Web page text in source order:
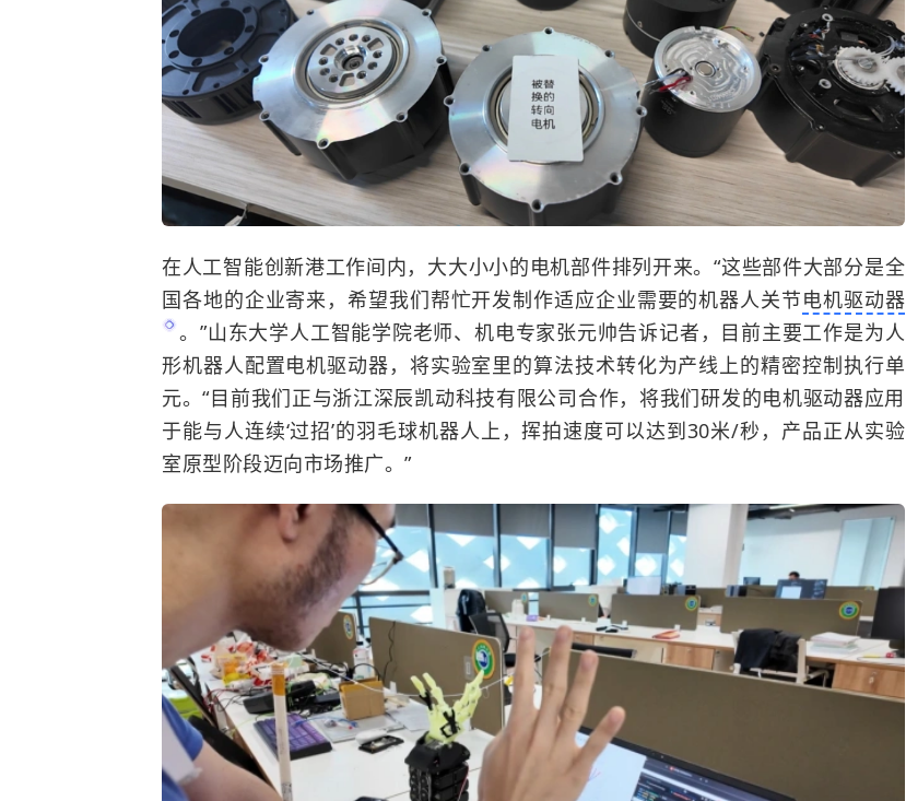
在人工智能创新港工作间内，大大小小的电机部件排列开来。“这些部件大部分是全
国各地的企业寄来，希望我们帮忙开发制作适应企业需要的机器人关节电机驱动器
。”山东大学人工智能学院老师、机电专家张元帅告诉记者，目前主要工作是为人
形机器人配置电机驱动器，将实验室里的算法技术转化为产线上的精密控制执行单
元。“目前我们正与浙江深辰凯动科技有限公司合作，将我们研发的电机驱动器应用
于能与人连续‘过招’的羽毛球机器人上，挥拍速度可以达到30米/秒，产品正从实验
室原型阶段迈向市场推广。”